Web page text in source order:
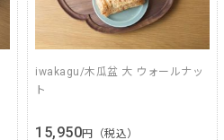
iwakagu/木瓜盆 大 ウォールナッ
ト
15,950円（税込）